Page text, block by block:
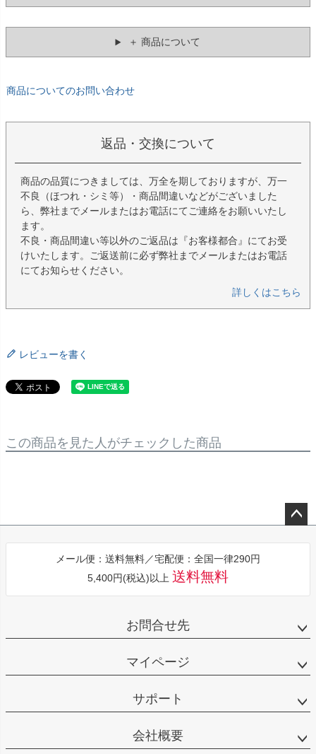
＋ 商品について
商品についてのお問い合わせ
返品・交換について
商品の品質につきましては、万全を期しておりますが、万一
不良（ほつれ・シミ等）・商品間違いなどがございました
ら、弊社までメールまたはお電話にてご連絡をお願いいたし
ます。
不良・商品間違い等以外のご返品は『お客様都合』にてお受
けいたします。ご返送前に必ず弊社までメールまたはお電話
にてお知らせください。
詳しくはこちら
レビューを書く
この商品を見た人がチェックした商品
メール便：送料無料／宅配便：全国一律290円
5,400円(税込)以上 送料無料
お問合せ先
マイページ
サポート
会社概要